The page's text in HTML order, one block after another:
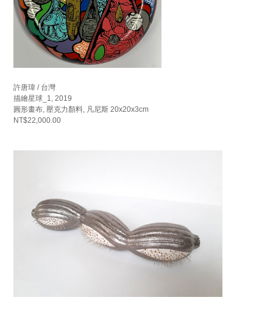
許唐瑋 / 台灣
描繪星球_1, 2019
圓形畫布, 壓克力顏料, 凡尼斯 20x20x3cm
NT$22,000.00